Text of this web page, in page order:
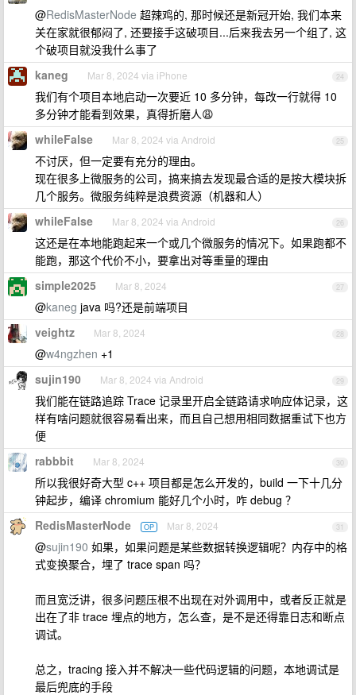
@RedisMasterNode 超辣鸡的, 那时候还是新冠开始, 我们本来
关在家就很郁闷了, 还要接手这破项目...后来我去另一个组了, 这
个破项目就没我什么事了
24
kaneg Mar 8, 2024 via iPhone
我们有个项目本地启动一次要近 10 多分钟，每改一行就得 10
多分钟才能看到效果，真得折磨人😩
25
whileFalse Mar 8, 2024 via Android
不讨厌，但一定要有充分的理由。
现在很多上微服务的公司，搞来搞去发现最合适的是按大模块拆
几个服务。微服务纯粹是浪费资源（机器和人）
26
whileFalse Mar 8, 2024 via Android
这还是在本地能跑起来一个或几个微服务的情况下。如果跑都不
能跑，那这个代价不小，要拿出对等重量的理由
27
simple2025 Mar 8, 2024
@kaneg java 吗?还是前端项目
28
veightz Mar 8, 2024
@w4ngzhen +1
29
sujin190 Mar 8, 2024 via Android
我们能在链路追踪 Trace 记录里开启全链路请求响应体记录，这
样有啥问题就很容易看出来，而且自己想用相同数据重试下也方
便
30
rabbbit Mar 8, 2024
所以我很好奇大型 c++ 项目都是怎么开发的，build 一下十几分
钟起步，编译 chromium 能好几个小时，咋 debug ？
31
RedisMasterNode OP Mar 8, 2024
@sujin190 如果，如果问题是某些数据转换逻辑呢？内存中的格
式变换聚合，埋了 trace span 吗？
而且宽泛讲，很多问题压根不出现在对外调用中，或者反正就是
出在了非 trace 埋点的地方，怎么查，是不是还得靠日志和断点
调试。
总之，tracing 接入并不解决一些代码逻辑的问题，本地调试是
最后兜底的手段